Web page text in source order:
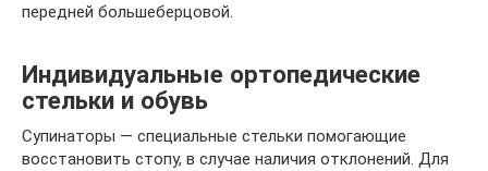
передней большеберцовой.
Индивидуальные ортопедические
стельки и обувь
Супинаторы — специальные стельки помогающие
восстановить стопу, в случае наличия отклонений. Для